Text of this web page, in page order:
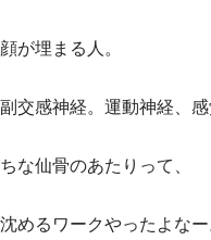
が埋まる人。
交感神経。運動神経、感
な仙骨のあたりって、
めるワークやったよなー